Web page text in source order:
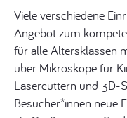
Viele verschiedene
Angebot zum
für alle Altersklassen
über Mikroskope für
Lasercuttern und 3D-
Besucher*innen neue